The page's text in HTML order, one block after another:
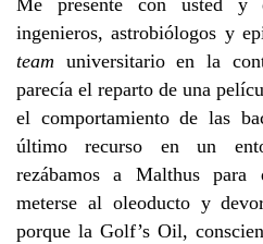
Me presenté con usted
ingenieros, astrobiólogos y
team universitario en la
parecía el reparto de una
el comportamiento de las
último recurso en un
rezábamos a Malthus
meterse al oleoducto y
porque la Golf’s Oil,